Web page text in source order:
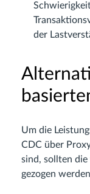
der
Um die
CDC über
sind, sollten
gezogen